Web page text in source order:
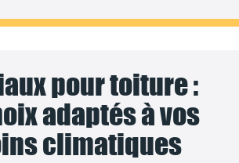
pour toiture :
adaptés à vos
climatiques